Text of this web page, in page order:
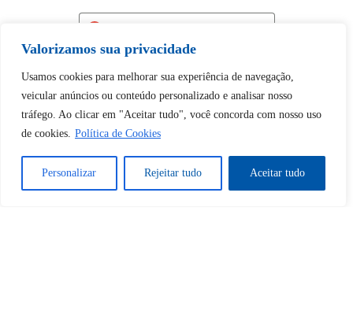
Valorizamos sua privacidade
Usamos cookies para melhorar sua experiência de navegação,
veicular anúncios ou conteúdo personalizado e analisar nosso
tráfego. Ao clicar em "Aceitar tudo", você concorda com nosso uso
de cookies. Política de Cookies
Personalizar Rejeitar tudo Aceitar tudo
Tem certeza de que deseja
desbloquear esta publicação?